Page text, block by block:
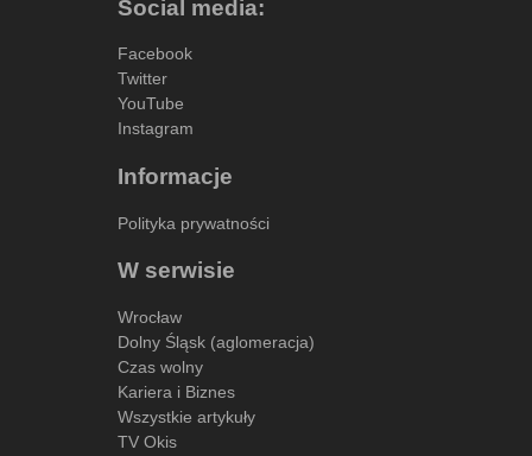
Social media:
Facebook
Twitter
YouTube
Instagram
Informacje
Polityka prywatności
W serwisie
Wrocław
Dolny Śląsk (aglomeracja)
Czas wolny
Kariera i Biznes
Wszystkie artykuły
TV Okis